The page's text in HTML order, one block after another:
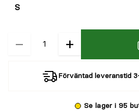
−
Kvantitet +
Förväntad leveranstid
Se lager i 95